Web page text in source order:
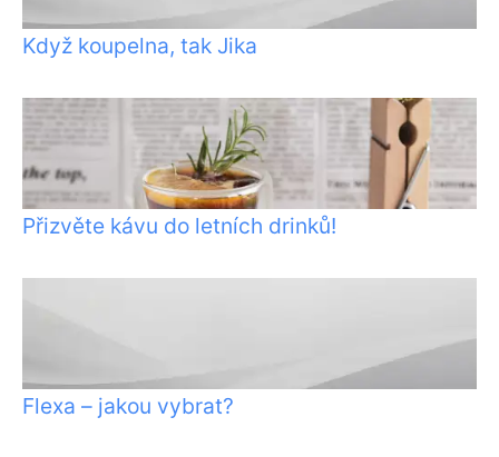
Když koupelna, tak Jika
Přizvěte kávu do letních drinků!
Flexa – jakou vybrat?